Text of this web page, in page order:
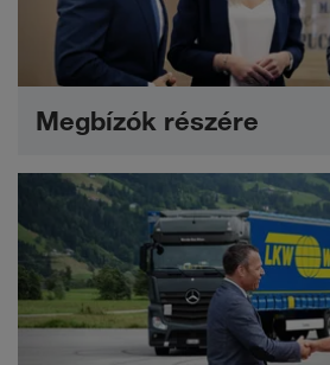
Megbízók részére